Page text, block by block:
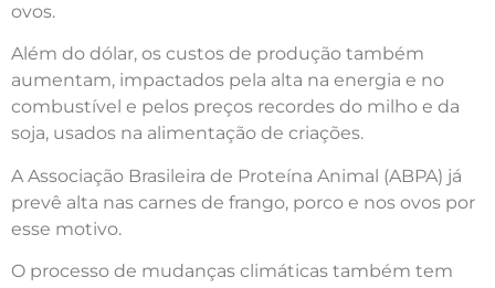
ovos.
Além do dólar, os custos de produção também
aumentam, impactados pela alta na energia e no
combustível e pelos preços recordes do milho e da
soja, usados na alimentação de criações.
A Associação Brasileira de Proteína Animal (ABPA) já
prevê alta nas carnes de frango, porco e nos ovos por
esse motivo.
O processo de mudanças climáticas também tem